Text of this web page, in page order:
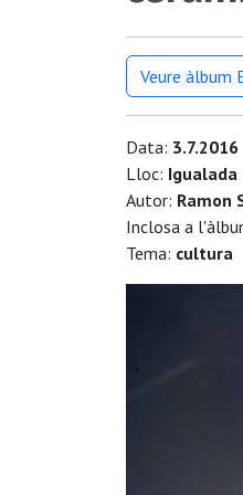
Veure àlbum
Data: 3.7.2016
Lloc: Igualada
Autor: Ramon
Inclosa a
Tema: cultura